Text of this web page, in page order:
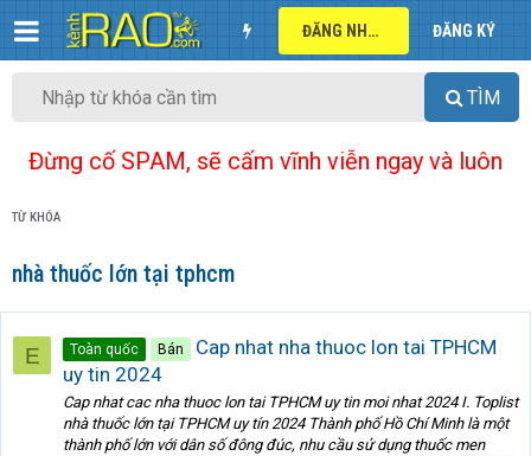
ĐĂNG NHẬP ĐĂNG KÝ
TÌM
Đừng cố SPAM, sẽ cấm vĩnh viễn ngay và luôn
TỪ KHÓA
nhà thuốc lớn tại tphcm
E Toàn quốc Bán
Cap nhat nha thuoc lon tai TPHCM
uy tin 2024
Cap nhat cac nha thuoc lon tai TPHCM uy tin moi nhat 2024 I. Toplist
nhà thuốc lớn tại TPHCM uy tín 2024 Thành phố Hồ Chí Minh là một
thành phố lớn với dân số đông đúc, nhu cầu sử dụng thuốc men